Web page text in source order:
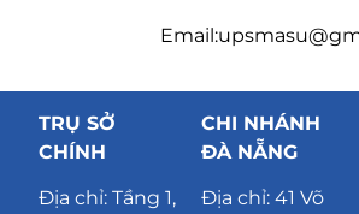
TRỤ SỞ
CHÍNH
Địa chỉ:Tầng 1,
CHI NHÁNH
ĐÀ NẴNG
Địa chỉ: 41 Võ